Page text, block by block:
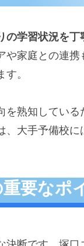
の学習状況を丁
や家庭との連
。
熟知している
大手予備校
要なポ